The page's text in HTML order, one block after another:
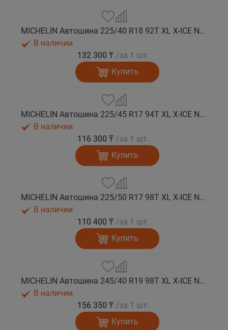
MICHELIN Автошина 225/40 R18 92T XL X-ICE NORTH 4 шип.
В наличии
132 300 ₸ /за 1 шт.
Купить
MICHELIN Автошина 225/45 R17 94T XL X-ICE NORTH 4 шип.
В наличии
116 300 ₸ /за 1 шт.
Купить
MICHELIN Автошина 225/50 R17 98T XL X-ICE NORTH 4 шип.
В наличии
110 400 ₸ /за 1 шт.
Купить
MICHELIN Автошина 245/40 R19 98T XL X-ICE NORTH 4 шип.
В наличии
156 350 ₸ /за 1 шт.
Купить